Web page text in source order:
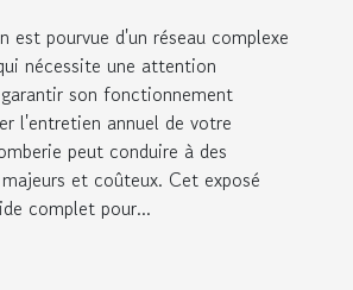
est pourvue d'un réseau complexe
nécessite une attention
son fonctionnement
l'entretien annuel de votre
peut conduire à des
et coûteux. Cet exposé
complet pour...